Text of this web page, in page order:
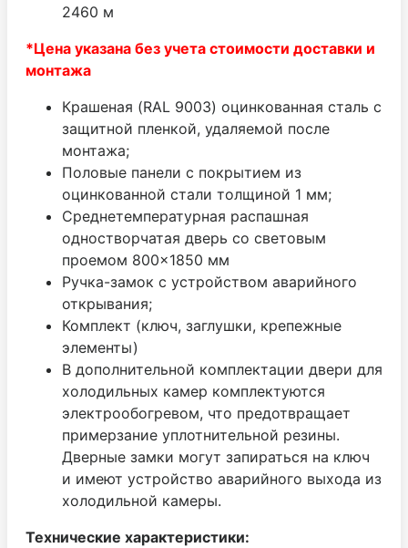
2460 м
*Цена указана без учета стоимости доставки и
монтажа
Крашеная (RAL 9003) оцинкованная сталь с
защитной пленкой, удаляемой после
монтажа;
Половые панели с покрытием из
оцинкованной стали толщиной 1 мм;
Среднетемпературная распашная
одностворчатая дверь со световым
проемом 800×1850 мм
Ручка-замок с устройством аварийного
открывания;
Комплект (ключ, заглушки, крепежные
элементы)
В дополнительной комплектации двери для
холодильных камер комплектуются
электрообогревом, что предотвращает
примерзание уплотнительной резины.
Дверные замки могут запираться на ключ
и имеют устройство аварийного выхода из
холодильной камеры.
Технические характеристики: